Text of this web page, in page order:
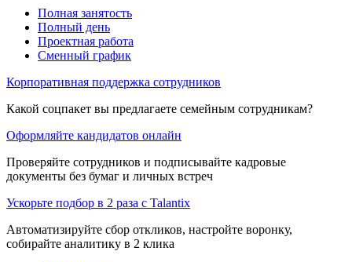
Полная занятость
Полный день
Проектная работа
Сменный график
Корпоративная поддержка сотрудников
Какой соцпакет вы предлагаете семейным сотрудникам?
Оформляйте кандидатов онлайн
Проверяйте сотрудников и подписывайте кадровые
документы без бумаг и личных встреч
Ускорьте подбор в 2 раза с Talantix
Автоматизируйте сбор откликов, настройте воронку,
собирайте аналитику в 2 клика